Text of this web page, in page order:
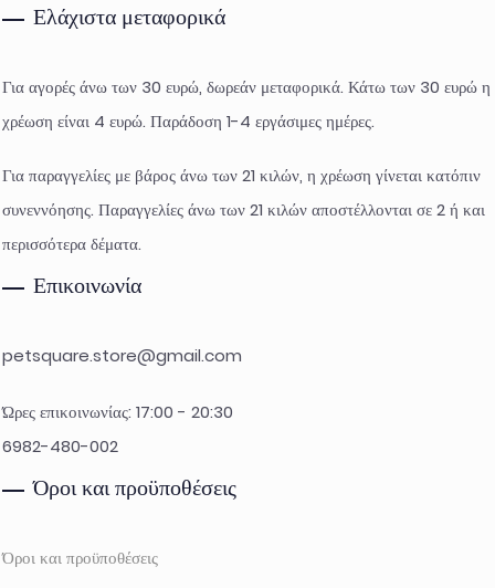
Ελάχιστα μεταφορικά
Για αγορές άνω των 30 ευρώ, δωρεάν μεταφορικά. Κάτω των 30 ευρώ η
χρέωση είναι 4 ευρώ. Παράδοση 1-4 εργάσιμες ημέρες.
Για παραγγελίες με βάρος άνω των 21 κιλών, η χρέωση γίνεται κατόπιν
συνεννόησης. Παραγγελίες άνω των 21 κιλών αποστέλλονται σε 2 ή και
περισσότερα δέματα.
Επικοινωνία
petsquare.store@gmail.com
Ώρες επικοινωνίας: 17:00 - 20:30
6982-480-002
Όροι και προϋποθέσεις
Όροι και προϋποθέσεις